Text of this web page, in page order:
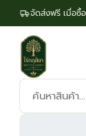
จัดส่งฟรี เมื่อซื้
ค้นหา
สินค้า: